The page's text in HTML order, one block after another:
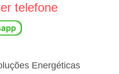
telefone
Energéticas